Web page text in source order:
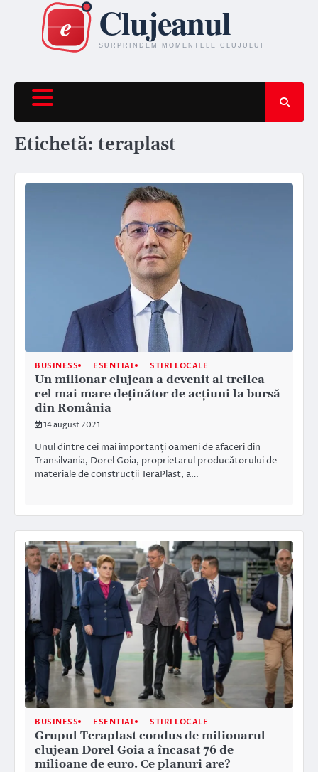
content
Etichetă: teraplast
BUSINESS ESENTIAL STIRI LOCALE
Un milionar clujean a devenit al treilea
cel mai mare deţinător de acţiuni la bursă
din România
14 august 2021
Unul dintre cei mai importanți oameni de afaceri din
Transilvania, Dorel Goia, proprietarul producătorului de
materiale de construcții TeraPlast, a…
BUSINESS ESENTIAL STIRI LOCALE
Grupul Teraplast condus de milionarul
clujean Dorel Goia a încasat 76 de
milioane de euro. Ce planuri are?